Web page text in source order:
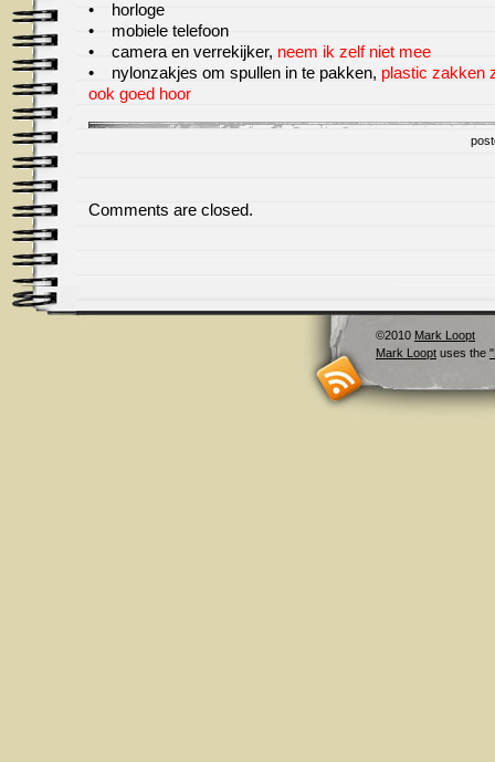
• horloge
• mobiele telefoon
• camera en verrekijker, neem ik zelf niet mee
• nylonzakjes om spullen in te pakken, plastic zakken
ook goed hoor
Comments are closed.
©2010 Mark Loopt
Mark Loopt uses the